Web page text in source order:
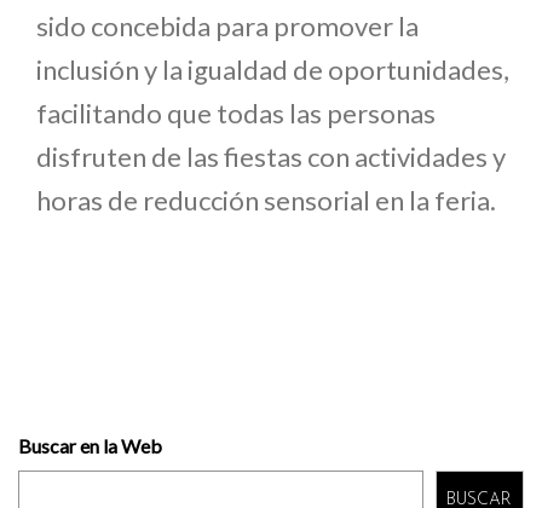
sido concebida para promover la
inclusión y la igualdad de oportunidades,
facilitando que todas las personas
disfruten de las fiestas con actividades y
horas de reducción sensorial en la feria.
Buscar en la Web
BUSCAR